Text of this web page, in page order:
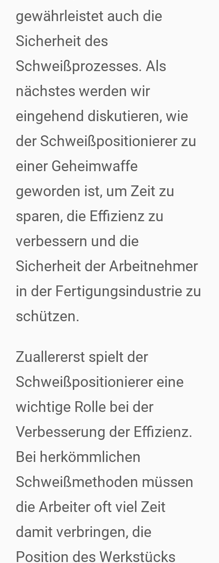
gewährleistet auch die
Sicherheit des
Schweißprozesses. Als
nächstes werden wir
eingehend diskutieren, wie
der Schweißpositionierer zu
einer Geheimwaffe
geworden ist, um Zeit zu
sparen, die Effizienz zu
verbessern und die
Sicherheit der Arbeitnehmer
in der Fertigungsindustrie zu
schützen.
Zuallererst spielt der
Schweißpositionierer eine
wichtige Rolle bei der
Verbesserung der Effizienz.
Bei herkömmlichen
Schweißmethoden müssen
die Arbeiter oft viel Zeit
damit verbringen, die
Position des Werkstücks